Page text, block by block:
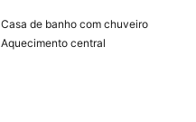
Casa de banho com chuveiro
Aquecimento central